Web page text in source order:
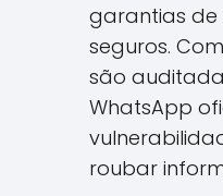
garantias de
seguros.
são
WhatsApp
roubar